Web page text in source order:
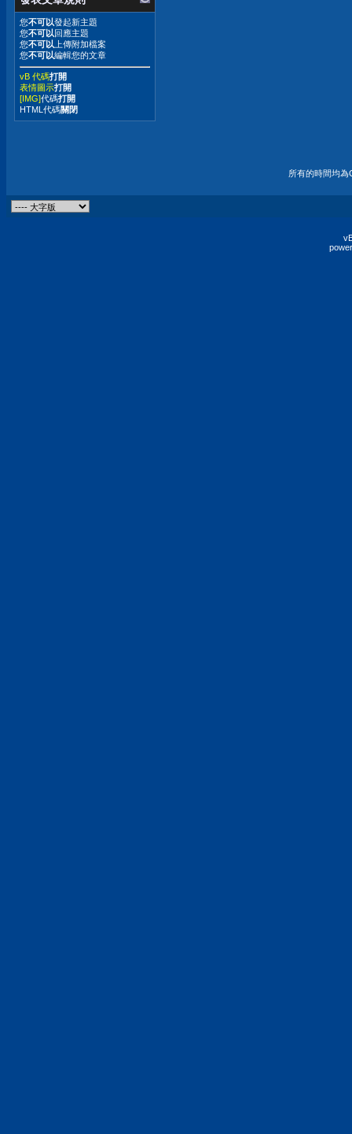
您不可以發起新主題
您不可以 回應主題
您不可以 上傳附加檔案
您不可以編輯您的文章
vB 代碼打開
表情圖示打開
[IMG]代碼打開
HTML代碼關閉
所有的時間均為